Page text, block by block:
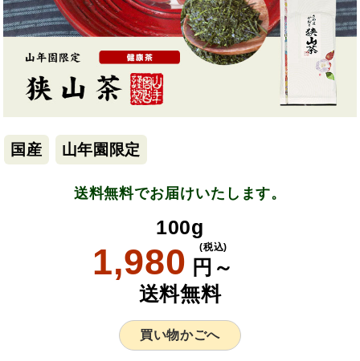
国産 山年園限定
送料無料でお届けいたします。
100g
1,980 円～
(税込)
送料無料
買い物かごへ